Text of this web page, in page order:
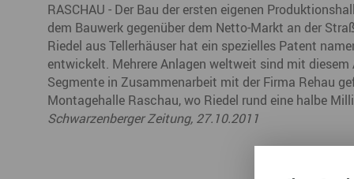
Geografie
Der Erzgebirgskreis
Städte im Erzgebirge
Erzgebirgskrimi
Podcast „hERZschlag“
Botschafterveranstaltungen
RASCHAU - Der Bau der ersten eigenen
dem Bauwerk gegenüber dem Netto-Markt an der
Riedel aus Tellerhäuser hat ein spezielles Patent
entwickelt. Mehrere Anlagen weltweit sind mit
Segmente in Zusammenarbeit mit der Firma Rehau
Montagehalle Raschau, wo Riedel rund eine halbe
Schwarzenberger Zeitung, 27.10.2011